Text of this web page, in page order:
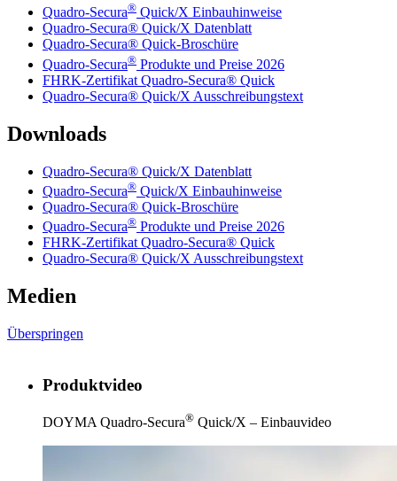
Quadro-Secura® Quick/X Einbauhinweise
Quadro-Secura® Quick/X Datenblatt
Quadro-Secura® Quick-Broschüre
Quadro-Secura® Produkte und Preise 2026
FHRK-Zertifikat Quadro-Secura® Quick
Quadro-Secura® Quick/X Ausschreibungstext
Downloads
Quadro-Secura® Quick/X Datenblatt
Quadro-Secura® Quick/X Einbauhinweise
Quadro-Secura® Quick-Broschüre
Quadro-Secura® Produkte und Preise 2026
FHRK-Zertifikat Quadro-Secura® Quick
Quadro-Secura® Quick/X Ausschreibungstext
Medien
Überspringen
Produktvideo
DOYMA Quadro-Secura® Quick/X – Einbauvideo